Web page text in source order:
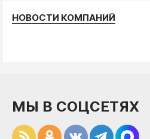
НОВОСТИ КОМПАНИЙ
МЫ В СОЦСЕТЯХ